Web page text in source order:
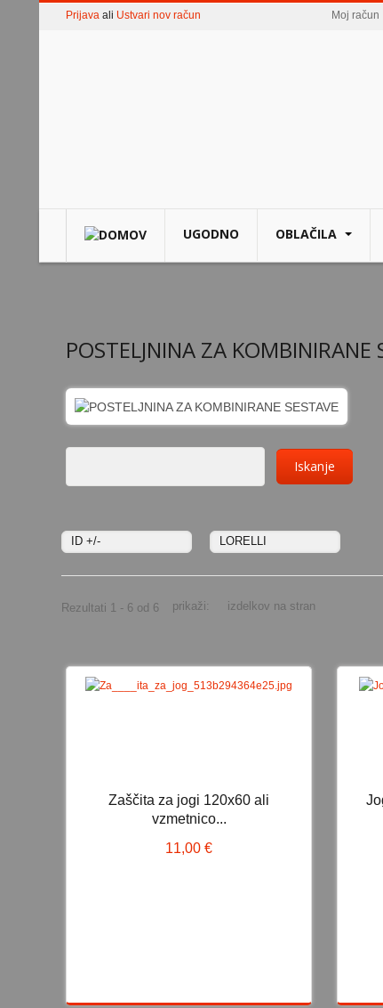
Prijava ali Ustvari nov račun Moj račun
UGODNO OBLAČILA
POSTELJNINA ZA KOMBINIRANE
ID +/- LORELLI
Rezultati 1 - 6 od 6 prikaži: izdelkov na stran
Zaščita za jogi 120x60 ali
vzmetnico...
11,00 €
Zaščita za jogi 120x60 ali